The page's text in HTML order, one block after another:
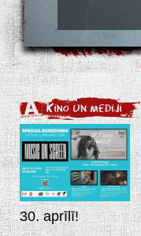
30. aprīlī!